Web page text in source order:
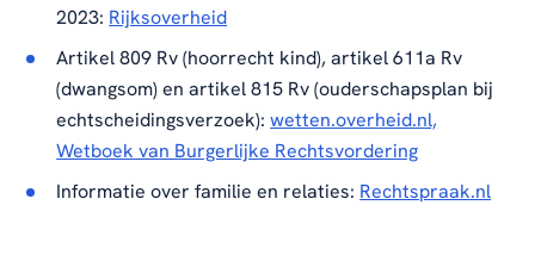
2023: Rijksoverheid
Artikel 809 Rv (hoorrecht kind), artikel 611a Rv
(dwangsom) en artikel 815 Rv (ouderschapsplan bij
echtscheidingsverzoek):wetten.overheid.nl,
Wetboek van Burgerlijke Rechtsvordering
Informatie over familie en relaties: Rechtspraak.nl